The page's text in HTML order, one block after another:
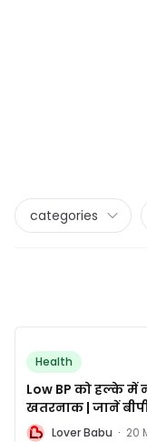
categories
Health
Low BP को हल्के में
खतरनाक | जानें
करें
L Lover Babu · 20